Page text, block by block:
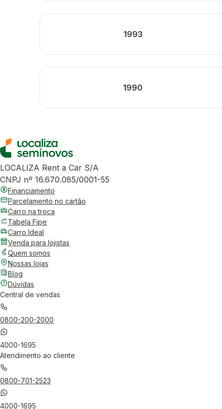
1993
1990
LOCALIZA Rent a Car S/A
CNPJ nº 16.670.085/0001-55
Financiamento
Parcelamento no cartão
Carro na troca
Tabela Fipe
Carro Ideal
Venda para lojistas
Quem somos
Nossas lojas
Blog
Dúvidas
Central de vendas
0800-200-2000
4000-1695
Atendimento ao cliente
0800-701-2523
4000-1695